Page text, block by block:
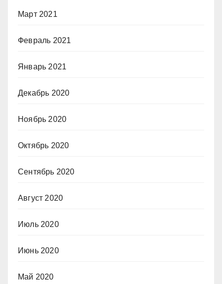
Март 2021
Февраль 2021
Январь 2021
Декабрь 2020
Ноябрь 2020
Октябрь 2020
Сентябрь 2020
Август 2020
Июль 2020
Июнь 2020
Май 2020